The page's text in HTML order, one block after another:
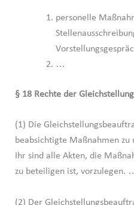
personelle
…
§ 18 Rechte der
(1) Die
beabsichtigte Maßnahmen
Ihr sind alle Akten, die
zu beteiligen ist, vorzulegen.
(2) Der